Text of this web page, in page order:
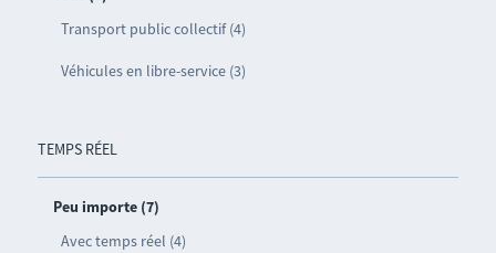
Transport public collectif (4)
Véhicules en libre-service (3)
TEMPS RÉEL
Peu importe (7)
Avec temps réel (4)